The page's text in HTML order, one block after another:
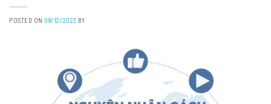
POSTED ON 08/12/2023 BY